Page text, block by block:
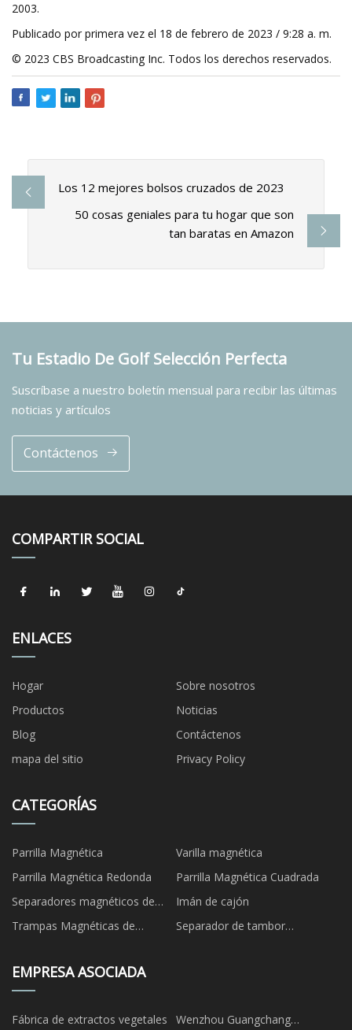
2003.
Publicado por primera vez el 18 de febrero de 2023 / 9:28 a. m.
© 2023 CBS Broadcasting Inc. Todos los derechos reservados.
Los 12 mejores bolsos cruzados de 2023
50 cosas geniales para tu hogar que son
tan baratas en Amazon
Tu Estadio De Golf Selección Perfecta
Suscríbase a nuestro boletín mensual para recibir las últimas
noticias y artículos
Contáctenos
COMPARTIR SOCIAL
ENLACES
Hogar
Sobre nosotros
Productos
Noticias
Blog
Contáctenos
mapa del sitio
Privacy Policy
CATEGORÍAS
Parrilla Magnética
Varilla magnética
Parrilla Magnética Redonda
Parrilla Magnética Cuadrada
Separadores magnéticos de
tuberías
Imán de cajón
Trampas Magnéticas de
Separador de tambor
EMPRESA ASOCIADA
Fábrica de extractos vegetales
Wenzhou Guangchang